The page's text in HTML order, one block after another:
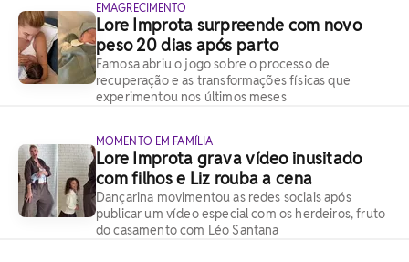
EMAGRECIMENTO
Lore Improta surpreende com novo
peso 20 dias após parto
Famosa abriu o jogo sobre o processo de
recuperação e as transformações físicas que
experimentou nos últimos meses
MOMENTO EM FAMÍLIA
Lore Improta grava vídeo inusitado
com filhos e Liz rouba a cena
Dançarina movimentou as redes sociais após
publicar um vídeo especial com os herdeiros, fruto
do casamento com Léo Santana